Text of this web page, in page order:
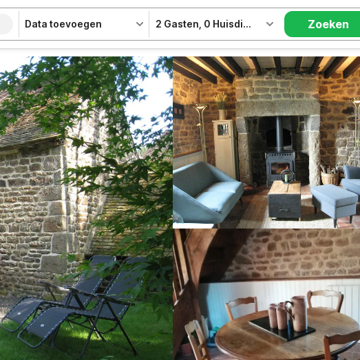
Data toevoegen 2 Gasten 0 Huisdieren Zoeken